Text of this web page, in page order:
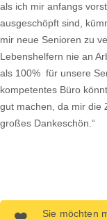
als ich mir anfangs
ausgeschöpft sind,
mir neue Senioren zu
Lebenshelfern nie an
als 100% für unsere
kompetentes Büro
gut machen, da mir die
großes Dankeschön.“
Sie möchten